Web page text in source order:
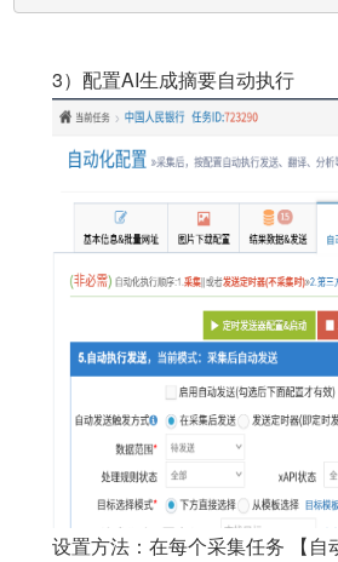
3）配置AI生成摘要自动执行
设置方法：在每个采集任务 【